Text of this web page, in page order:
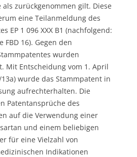
als zurückgenommen gilt. Diese
eine Teilanmeldung des
EP 1 096 XXX B1 (nachfolgend:
FBD 16). Gegen den
wurden
Mit Entscheidung vom 1. April
13a) wurde das Stammpatent in
aufrechterhalten. Die
Patentansprüche des
auf die Verwendung einer
und einem beliebigen
für eine Vielzahl von
Indikationen